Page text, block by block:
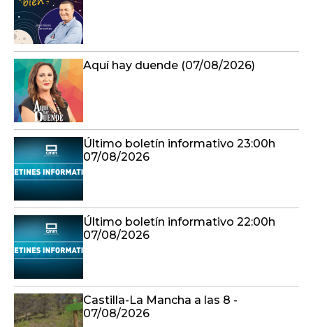
Aquí hay duende (07/08/2026)
Último boletín informativo 23:00h
07/08/2026
Último boletín informativo 22:00h
07/08/2026
Castilla-La Mancha a las 8 -
07/08/2026